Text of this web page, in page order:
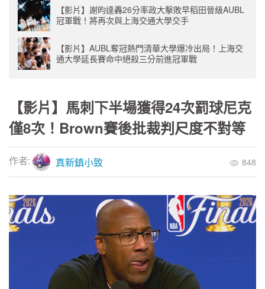
【影片】謝昀達轟26分率政大擊敗早稻田晉級AUBL
冠軍戰！將再次與上海交通大學交手
【影片】AUBL奪冠熱門清華大學爆冷出局！上海交
通大學延長賽命中絕殺三分前進冠軍戰
【影片】馬刺下半場獲得24次罰球尼克
僅8次！Brown賽後批裁判尺度不對等
作者: 真新鎮小致 848